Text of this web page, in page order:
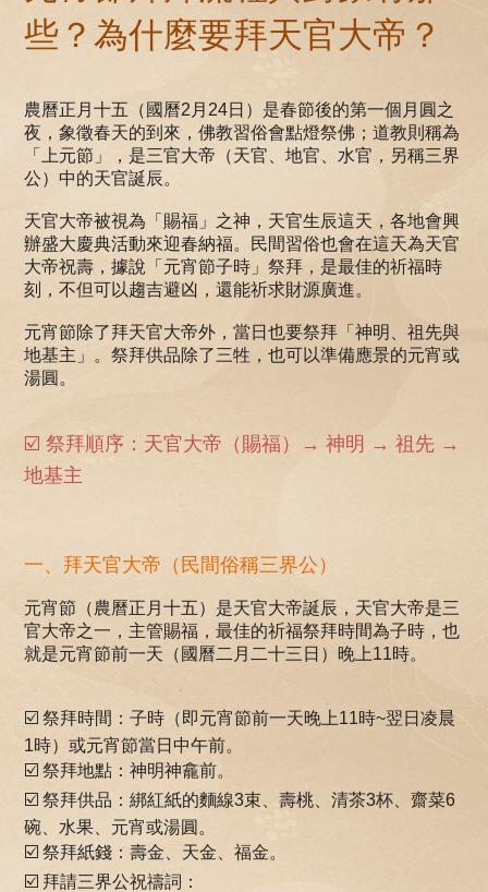
些？為什麼要拜天官大帝？
農曆正月十五（國曆2月24日）是春節後的第一個月圓之
夜，象徵春天的到來，佛教習俗會點燈祭佛；道教則稱為
「上元節」，是三官大帝（天官、地官、水官，另稱三界
公）中的天官誕辰。
天官大帝被視為「賜福」之神，天官生辰這天，各地會興
辦盛大慶典活動來迎春納福。民間習俗也會在這天為天官
大帝祝壽，據說「元宵節子時」祭拜，是最佳的祈福時
刻，不但可以趨吉避凶，還能祈求財源廣進。
元宵節除了拜天官大帝外，當日也要祭拜「神明、祖先與
地基主」。祭拜供品除了三牲，也可以準備應景的元宵或
湯圓。
☑️祭拜順序：天官大帝（賜福）→ 神明 → 祖先 →
地基主
一、拜天官大帝（民間俗稱三界公）
元宵節（農曆正月十五）是天官大帝誕辰，天官大帝是三
官大帝之一，主管賜福，最佳的祈福祭拜時間為子時，也
就是元宵節前一天（國曆二月二十三日）晚上11時。
☑️ 祭拜時間：子時（即元宵節前一天晚上11時~翌日凌晨
1時）或元宵節當日中午前。
☑️ 祭拜地點：神明神龕前。
☑️ 祭拜供品：綁紅紙的麵線3束、壽桃、清茶3杯、齋菜6
碗、水果、元宵或湯圓。
☑️ 祭拜紙錢：壽金、天金、福金。
☑️ 拜請三界公祝禱詞：